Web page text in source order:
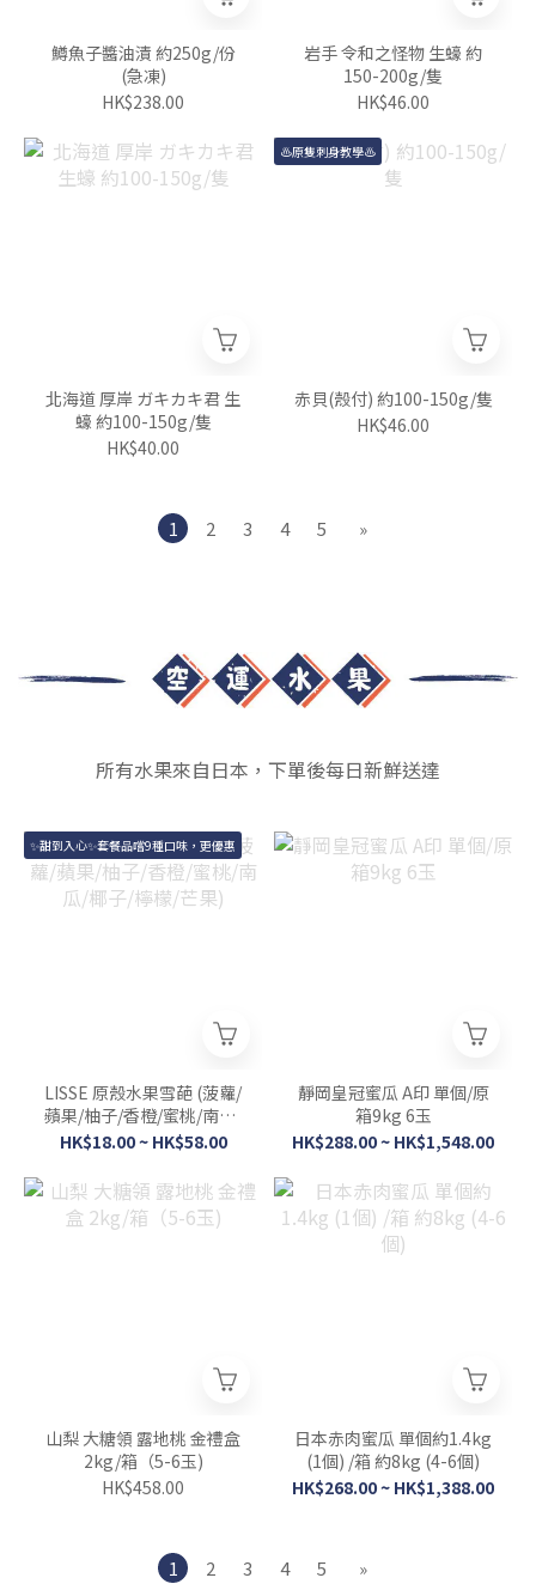
鱒魚子醬油漬 約250g/份
(急凍)
HK$238.00
岩手 令和之怪物 生蠔 約
150-200g/隻
HK$46.00
北海道 厚岸 ガキカキ君 生
蠔 約100-150g/隻
HK$40.00
♨️原隻刺身教學♨️
赤貝(殼付) 約100-150g/隻
HK$46.00
1 2 3 4 5 »
所有水果來自日本，下單後每日新鮮送達
✨甜到入心✨套餐品嚐9種口味，更優惠
LISSE 原殼水果雪葩 (菠蘿/
蘋果/柚子/香橙/蜜桃/南瓜/
椰子/檸檬/芒果)
HK$18.00 ~ HK$58.00
靜岡皇冠蜜瓜 A印 單個/原
箱9kg 6玉
HK$288.00 ~ HK$1,548.00
山梨 大糖領 露地桃 金禮盒
2kg/箱（5-6玉)
HK$458.00
日本赤肉蜜瓜 單個約1.4kg
(1個) /箱 約8kg (4-6個)
HK$268.00 ~ HK$1,388.00
1 2 3 4 5 »